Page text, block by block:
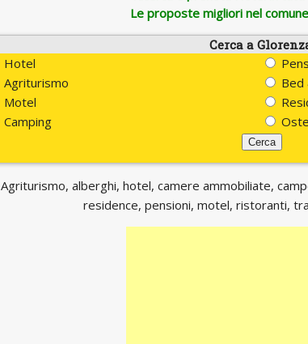
Le proposte migliori nel
Cerca a
Hotel
Agriturismo
Bed
Motel
Camping
Agriturismo, alberghi, hotel, camere ammobiliate,
residence, pensioni, motel, ristoranti,